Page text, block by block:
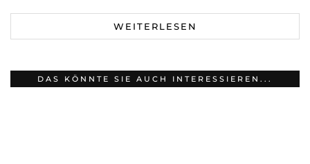
WEITERLESEN
DAS KÖNNTE SIE AUCH INTERESSIEREN...